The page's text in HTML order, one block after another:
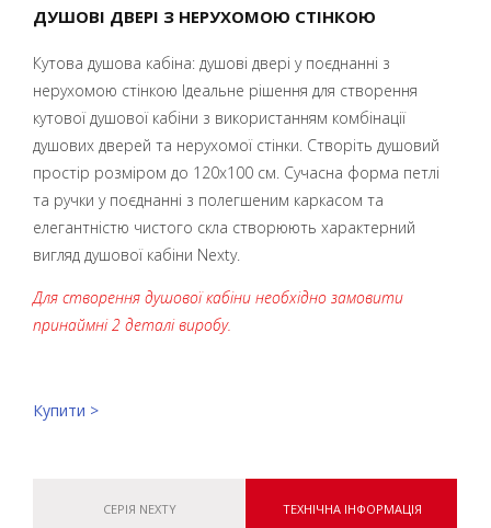
ДУШОВІ ДВЕРІ З НЕРУХОМОЮ СТІНКОЮ
Кутова душова кабіна: душові двері у поєднанні з
нерухомою стінкою Ідеальне рішення для створення
кутової душової кабіни з використанням комбінації
душових дверей та нерухомої стінки. Створіть душовий
простір розміром до 120х100 см. Сучасна форма петлі
та ручки у поєднанні з полегшеним каркасом та
елегантністю чистого скла створюють характерний
вигляд душової кабіни Nexty.
Для створення душової кабіни необхідно замовити
принаймні 2 деталі виробу.
Купити >
СЕРІЯ NEXTY ТЕХНІЧНА ІНФОРМАЦІЯ